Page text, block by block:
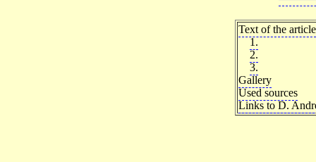
Text of the article
1.
2.
3.
Gallery
Used sources
Links to D.